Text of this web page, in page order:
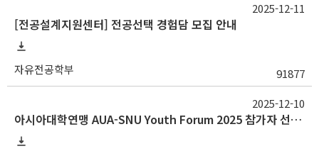
[전공설계지원센터] 전공선택 경험담 모집 안내
자유전공학부 91877
2025-12-11
아시아대학연맹 AUA-SNU Youth Forum 2025 참가자 선발 안내
2025-12-10